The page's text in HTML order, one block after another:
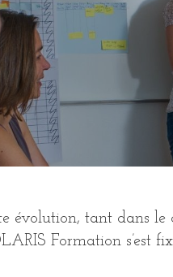
évolution, tant dans
Formation s’est